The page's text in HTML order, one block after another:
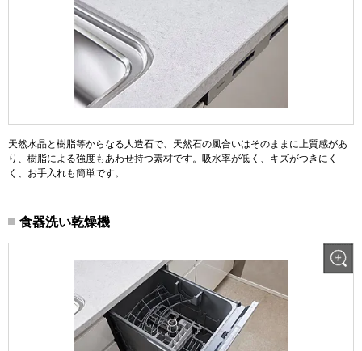
天然水晶と樹脂等からなる人造石で、天然石の風合いはそのままに上質感があ
り、樹脂による強度もあわせ持つ素材です。吸水率が低く、キズがつきにく
く、お手入れも簡単です。
食器洗い乾燥機